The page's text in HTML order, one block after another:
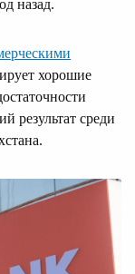
назад.
хорошие
результат среди